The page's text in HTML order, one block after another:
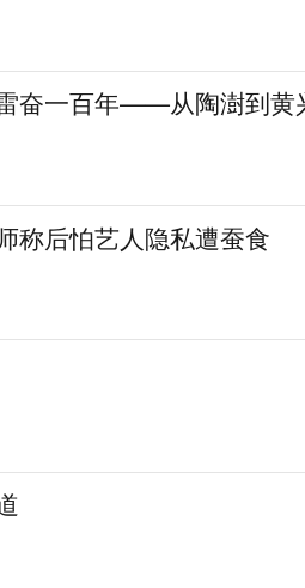
奋一百年——从陶澍到黄
称后怕艺人隐私遭蚕食